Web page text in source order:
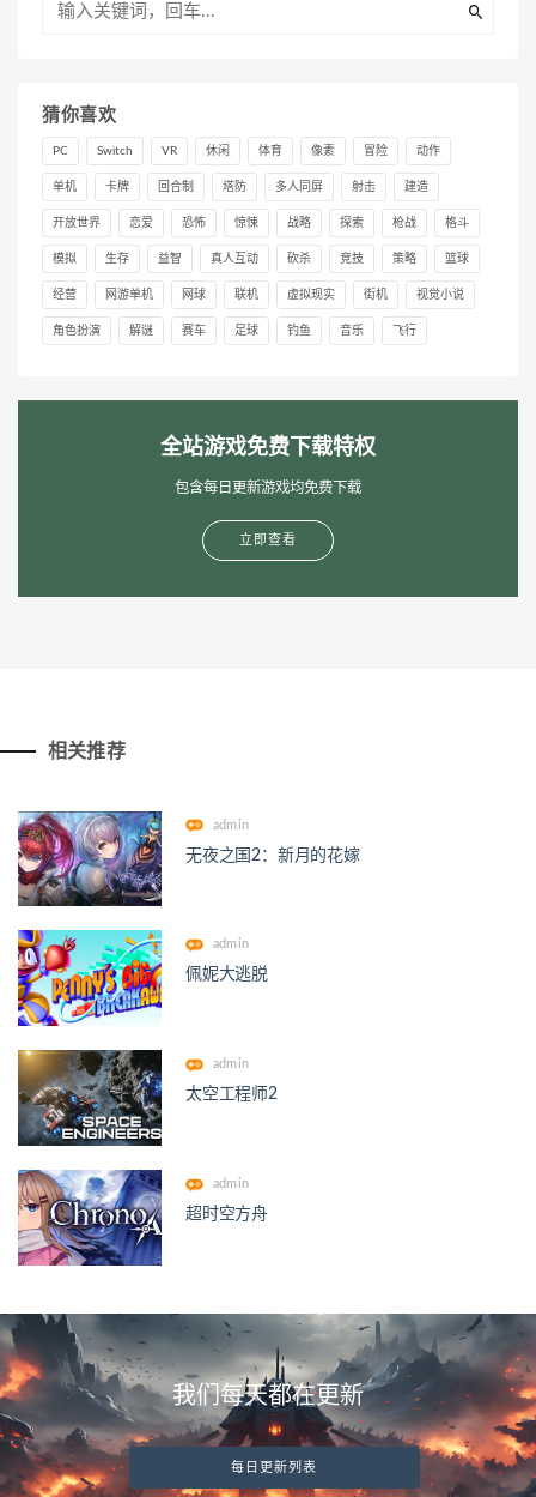
猜你喜欢
PC Switch VR 休闲 体育 像素 冒险 动作
单机 卡牌 回合制 塔防 多人同屏 射击 建造
开放世界 恋爱 恐怖 惊悚 战略 探索 枪战 格斗
模拟 生存 益智 真人互动 砍杀 竞技 策略 篮球
经营 网游单机 网球 联机 虚拟现实 街机 视觉小说
角色扮演 解谜 赛车 足球 钓鱼 音乐 飞行
全站游戏免费下载特权
包含每日更新游戏均免费下载
立即查看
相关推荐
admin
无夜之国2：新月的花嫁
admin
佩妮大逃脱
admin
太空工程师2
admin
超时空方舟
我们每天都在更新
每日更新列表